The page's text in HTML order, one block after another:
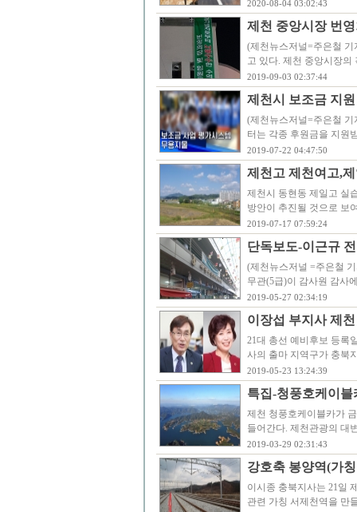
2020-08-04 03:02:43
제천 중앙시장 번
(제천뉴스저널=주은철
고 있다. 제천 중앙시장
2019-09-03 02:37:44
제천시 보조금 지
(제천뉴스저널=주은철
터는 각종 후원금을 지원
2019-07-22 04:47:50
제천고 제천여고,
제천시 동현동 제일고 실
방안이 추진될 것으로 보
2019-07-17 07:59:24
단독보도-이근규
(제천뉴스저널 =주은철
무관(5급)이 감사원 감사
2019-05-27 02:34:19
이장섭 부지사 제
21대 총선 예비후보 등록
사의 출마 지역구가 충북
2019-05-23 13:24:39
특집-청풍호케이
제천 청풍호케이블카가
들어간다. 제천관광의 대
2019-03-29 02:31:43
강호축 봉양역(가
이시종 충북지사는 21일
관련 가칭 서제천역을 만